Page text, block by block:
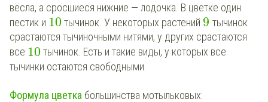
вёсла, а сросшиеся нижние — лодочка. В цветке один
пестик и 10 тычинок. У некоторых растений 9 тычинок
срастаются тычиночными нитями, у других срастаются
все 10 тычинок. Есть и такие виды, у которых все
тычинки остаются свободными.
Формула цветка большинства мотыльковых: